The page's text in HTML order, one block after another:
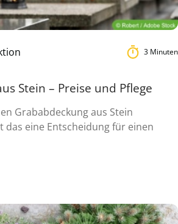
3 Minuten
Stein – Preise und Pflege
Grababdeckung aus Stein
das eine Entscheidung für einen